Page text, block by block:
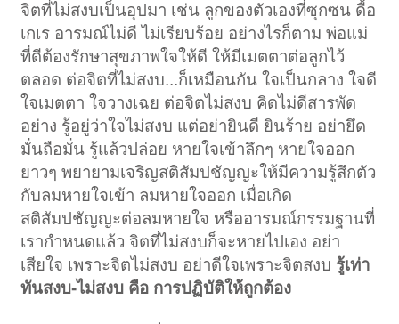
จิตที่ไม่สงบเป็นอุปมา เช่น ลูกของตัวเองที่ซุกซน ดื้อ
เกเร อารมณ์ไม่ดี ไม่เรียบร้อย อย่างไรก็ตาม พ่อแม่
ที่ดีต้องรักษาสุขภาพใจให้ดี ให้มีเมตตาต่อลูกไว้
ตลอด ต่อจิตที่ไม่สงบ...ก็เหมือนกัน ใจเป็นกลาง ใจดี
ใจเมตตา ใจวางเฉย ต่อจิตไม่สงบ คิดไม่ดีสารพัด
อย่าง รู้อยู่ว่าใจไม่สงบ แต่อย่ายินดี ยินร้าย อย่ายึด
มั่นถือมั่น รู้แล้วปล่อย หายใจเข้าลึกๆ หายใจออก
ยาวๆ พยายามเจริญสติสัมปชัญญะให้มีความรู้สึกตัว
กับลมหายใจเข้า ลมหายใจออก เมื่อเกิด
สติสัมปชัญญะต่อลมหายใจ หรืออารมณ์กรรมฐานที่
เรากำหนดแล้ว จิตที่ไม่สงบก็จะหายไปเอง อย่า
เสียใจ เพราะจิตไม่สงบ อย่าดีใจเพราะจิตสงบ รู้เท่า
ทันสงบ-ไม่สงบ คือ การปฏิบัติให้ถูกต้อง